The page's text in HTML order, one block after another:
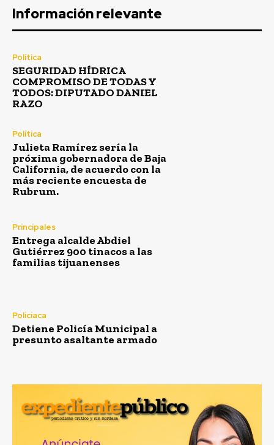
Información relevante
Política
SEGURIDAD HÍDRICA
COMPROMISO DE TODAS Y
TODOS: DIPUTADO DANIEL
RAZO
Política
Julieta Ramírez sería la
próxima gobernadora de Baja
California, de acuerdo con la
más reciente encuesta de
Rubrum.
Principales
Entrega alcalde Abdiel
Gutiérrez 900 tinacos a las
familias tijuanenses
Policiaca
Detiene Policía Municipal a
presunto asaltante armado